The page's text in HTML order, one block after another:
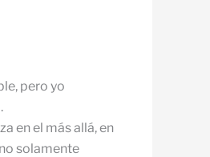
pero yo
en el más allá, en
solamente